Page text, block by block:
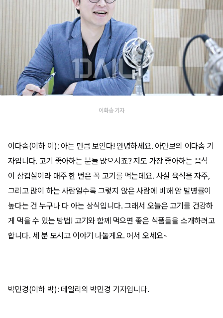
이화송 기자
이다솜(이하 이): 아는 만큼 보인다! 안녕하세요. 아만보의 이다솜 기
자입니다. 고기 좋아하는 분들 많으시죠? 저도 가장 좋아하는 음식
이 삼겹살이라 매주 한 번은 꼭 고기를 먹는데요. 사실 육식을 자주,
그리고 많이 하는 사람일수록 그렇지 않은 사람에 비해 암 발병률이
높다는 건 누구나 다 아는 상식입니다. 그래서 오늘은 고기를 건강하
게 먹을 수 있는 방법! 고기와 함께 먹으면 좋은 식품들을 소개하려고
합니다. 세 분 모시고 이야기 나눌게요. 어서 오세요~
박민경(이하 박): 데일리의 박민경 기자입니다.